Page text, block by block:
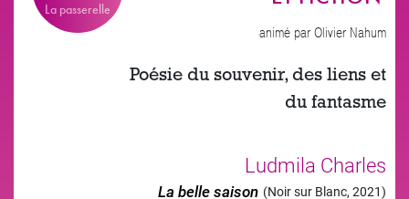
La passerelle
animé par Olivier Nahum
Poésie du souvenir, des liens et
du fantasme
Ludmila Charles
(Noir sur Blanc, 2021)
La belle saison